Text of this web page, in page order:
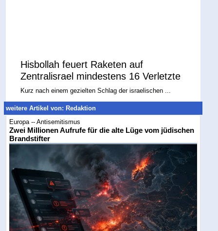
Hisbollah feuert Raketen auf
Zentralisrael mindestens 16 Verletzte
Kurz nach einem gezielten Schlag der israelischen ...
weitere Artikel von: Redaktion
Europa -- Antisemitismus
Zwei Millionen Aufrufe für die alte Lüge vom jüdischen
Brandstifter